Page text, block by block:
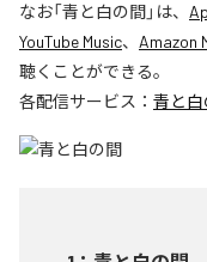
なお「青と白の間」は、
YouTube Music、 Amazon
聴くことができる。
各配信サービス： 青と